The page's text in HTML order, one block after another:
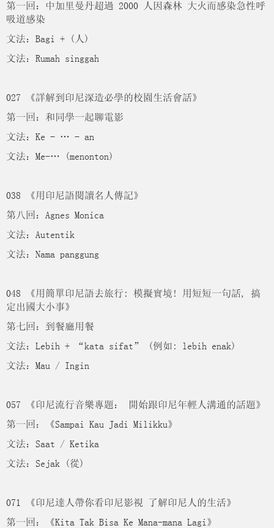
第一回：中加里曼丹超過 2000 人因森林 大火而感染急性呼
吸道感染
文法：Bagi + (人)
文法：Rumah singgah
027 《詳解到印尼深造必學的校園生活會話》
第一回：和同學一起聊電影
文法：Ke - … - an
文法：Me-… (menonton)
038 《用印尼語閱讀名人傳記》
第八回：Agnes Monica
文法：Autentik
文法：Nama panggung
048 《用簡單印尼語去旅行: 模擬實境! 用短短一句話, 搞
定出國大小事》
第七回：到餐廳用餐
文法：Lebih + “kata sifat” (例如: lebih enak)
文法：Mau / Ingin
057 《印尼流行音樂專題： 開始跟印尼年輕人溝通的話題》
第一回：《Sampai Kau Jadi Milikku》
文法：Saat / Ketika
文法：Sejak (從)
071 《印尼達人帶你看印尼影視 了解印尼人的生活》
第一回：《Kita Tak Bisa Ke Mana-mana Lagi》